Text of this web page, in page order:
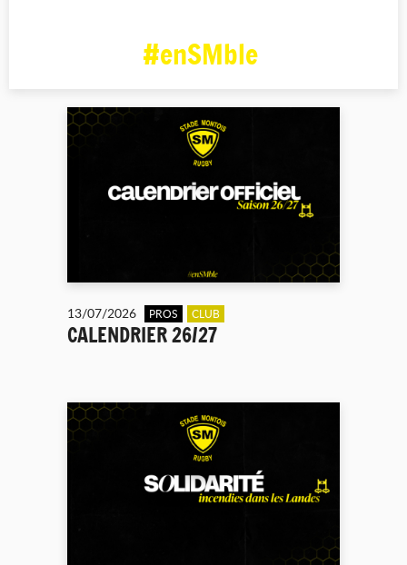
#enSMble
13/07/2026 PROS CLUB
CALENDRIER 26/27